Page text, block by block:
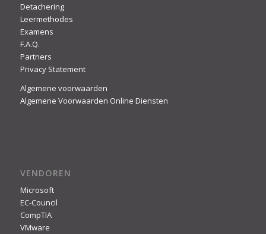
Detachering
Leermethodes
Examens
F.A.Q.
Partners
Privacy Statement
Algemene voorwaarden
Algemene Voorwaarden Online Diensten
VENDOREN
Microsoft
EC-Council
CompTIA
VMware